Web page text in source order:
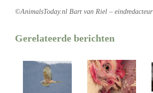
©AnimalsToday.nl Bart van Riel – eindredacteur
Gerelateerde berichten